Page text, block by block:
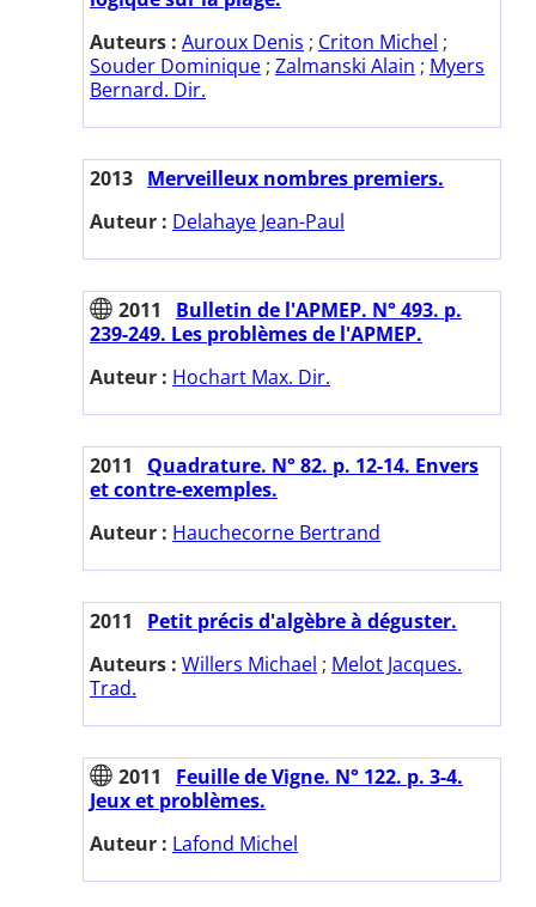
Auteurs : Auroux Denis ; Criton Michel ;
Souder Dominique ; Zalmanski Alain ; Myers
Bernard. Dir.
2013 Merveilleux nombres premiers.
Auteur : Delahaye Jean-Paul
2011
Bulletin de l'APMEP. N° 493. p.
239-249. Les problèmes de l'APMEP.
Auteur : Hochart Max. Dir.
2011
Quadrature. N° 82. p. 12-14. Envers
et contre-exemples.
Auteur : Hauchecorne Bertrand
2011
Petit précis d'algèbre à déguster.
Auteurs : Willers Michael ; Melot Jacques.
Trad.
2011
Feuille de Vigne. N° 122. p. 3-4.
Jeux et problèmes.
Auteur : Lafond Michel